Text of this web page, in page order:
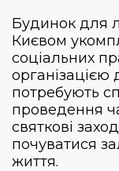
Будинок для
Києвом
соціальних
організацією
потребують
проведення
святкові
почуватися
життя.